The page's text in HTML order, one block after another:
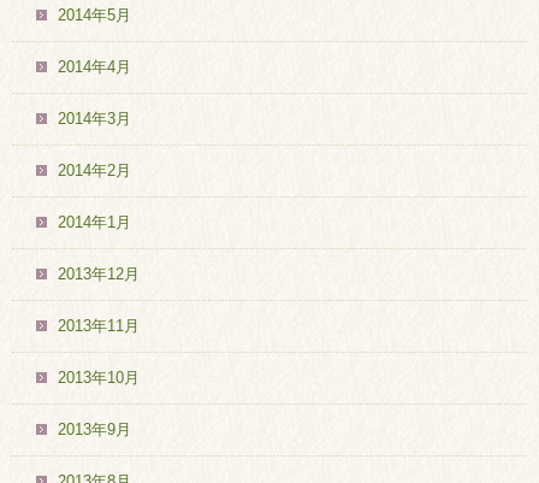
2014年5月
2014年4月
2014年3月
2014年2月
2014年1月
2013年12月
2013年11月
2013年10月
2013年9月